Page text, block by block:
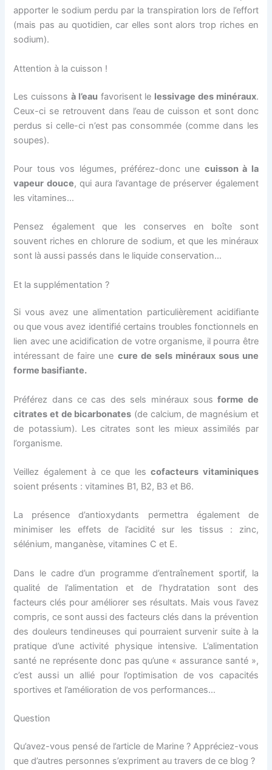
apporter le sodium perdu par la transpiration lors de l’effort
(mais pas au quotidien, car elles sont alors trop riches en
sodium).
Attention à la cuisson !
Les cuissons à l’eau favorisent le lessivage des minéraux.
Ceux-ci se retrouvent dans l’eau de cuisson et sont donc
perdus si celle-ci n’est pas consommée (comme dans les
soupes).
Pour tous vos légumes, préférez-donc une cuisson à la
vapeur douce, qui aura l’avantage de préserver également
les vitamines…
Pensez également que les conserves en boîte sont
souvent riches en chlorure de sodium, et que les minéraux
sont là aussi passés dans le liquide conservation…
Et la supplémentation ?
Si vous avez une alimentation particulièrement acidifiante
ou que vous avez identifié certains troubles fonctionnels en
lien avec une acidification de votre organisme, il pourra être
intéressant de faire une cure de sels minéraux sous une
forme basifiante.
Préférez dans ce cas des sels minéraux sousforme de
citrates et de bicarbonates (de calcium, de magnésium et
de potassium). Les citrates sont les mieux assimilés par
l’organisme.
Veillez également à ce que lescofacteurs vitaminiques
soient présents : vitamines B1, B2, B3 et B6.
La présence d’antioxydants permettra également de
minimiser les effets de l’acidité sur les tissus : zinc,
sélénium, manganèse, vitamines C et E.
Dans le cadre d’un programme d’entraînement sportif, la
qualité de l’alimentation et de l’hydratation sont des
facteurs clés pour améliorer ses résultats. Mais vous l’avez
compris, ce sont aussi des facteurs clés dans la prévention
des douleurs tendineuses qui pourraient survenir suite à la
pratique d’une activité physique intensive. L’alimentation
santé ne représente donc pas qu’une « assurance santé »,
c’est aussi un allié pour l’optimisation de vos capacités
sportives et l’amélioration de vos performances…
Question
Qu’avez-vous pensé de l’article de Marine ? Appréciez-vous
que d’autres personnes s’expriment au travers de ce blog ?